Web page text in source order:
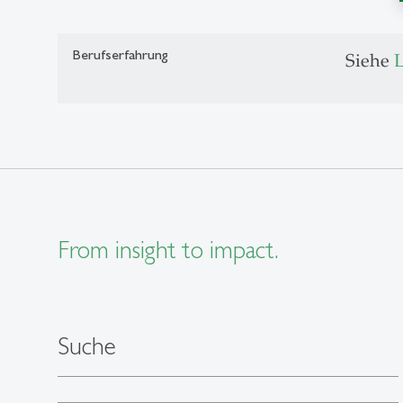
Berufserfahrung Siehe
From insight to impact.
Suche